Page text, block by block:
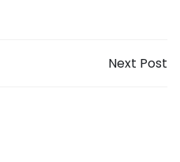
Next Post